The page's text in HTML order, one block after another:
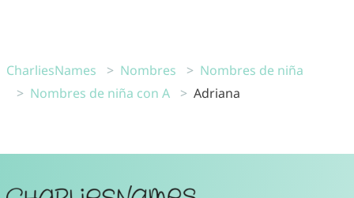
CharliesNames Nombres
Nombres de niña
Nombres de niña con A
Adriana